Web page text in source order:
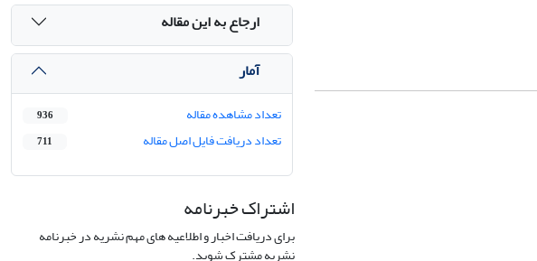
ارجاع به این مقاله
آمار
تعداد مشاهده مقاله 936
تعداد دریافت فایل اصل مقاله 711
اشتراک خبرنامه
برای دریافت اخبار و اطلاعیه های مهم نشریه در خبرنامه
نشریه مشترک شوید.